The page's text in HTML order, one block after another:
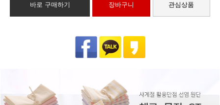
바로 구매하기 장바구니 관심상품